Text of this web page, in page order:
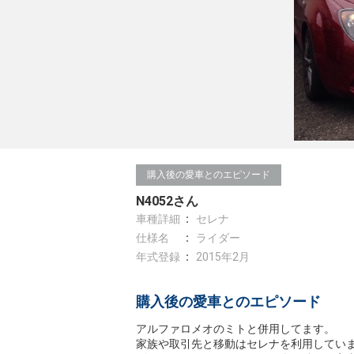
購入後の愛車とのエピソード
N4052さん
車種詳細
セレナ
仕様名
ライダー
年式登録
2015年2月
購入後の愛車とのエピソード
アルファロメオのミトと併用してます。
家族や取引先と移動はセレナを利用してい